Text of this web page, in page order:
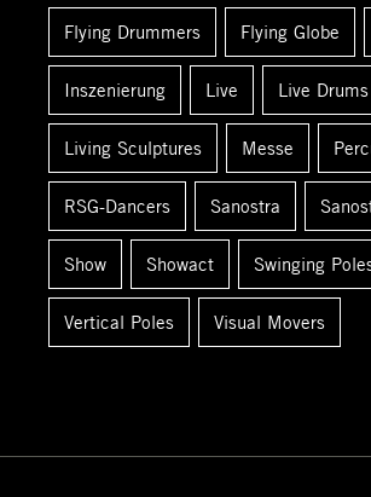
c
h
Flying Drummers Flying Globe
Inszenierung Live Live Drums
Living Sculptures Messe
RSG-Dancers Sanostra
Show Showact Swinging
Vertical Poles Visual Movers